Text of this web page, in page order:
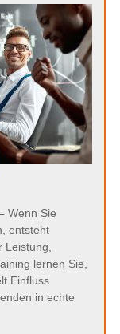
Wenn Sie
entsteht
lernen Sie,
Einfluss
in echte